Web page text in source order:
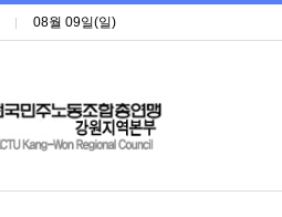
08월 09일(일)